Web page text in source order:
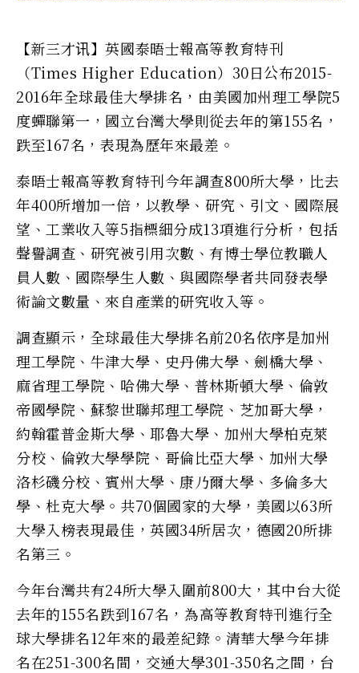
【新三才讯】英國泰晤士報高等教育特刊
（Times Higher Education）30日公布2015-
2016年全球最佳大學排名，由美國加州理工學院5
度蟬聯第一，國立台灣大學則從去年的第155名，
跌至167名，表現為歷年來最差。
泰晤士報高等教育特刊今年調查800所大學，比去
年400所增加一倍，以教學、研究、引文、國際展
望、工業收入等5指標細分成13項進行分析，包括
聲譽調查、研究被引用次數、有博士學位教職人
員人數、國際學生人數、與國際學者共同發表學
術論文數量、來自產業的研究收入等。
調查顯示，全球最佳大學排名前20名依序是加州
理工學院、牛津大學、史丹佛大學、劍橋大學、
麻省理工學院、哈佛大學、普林斯頓大學、倫敦
帝國學院、蘇黎世聯邦理工學院、芝加哥大學，
約翰霍普金斯大學、耶魯大學、加州大學柏克萊
分校、倫敦大學學院、哥倫比亞大學、加州大學
洛杉磯分校、賓州大學、康乃爾大學、多倫多大
學、杜克大學。共70個國家的大學，美國以63所
大學入榜表現最佳，英國34所居次，德國20所排
名第三。
今年台灣共有24所大學入圍前800大，其中台大從
去年的155名跌到167名，為高等教育特刊進行全
球大學排名12年來的最差紀錄。清華大學今年排
名在251-300名間，交通大學301-350名之間，台